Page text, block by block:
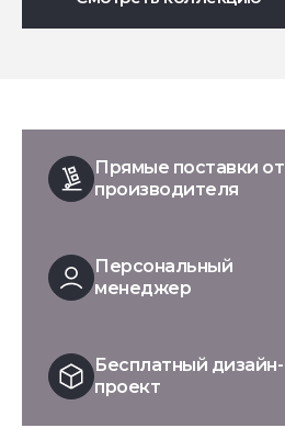
Прямые поставки от
производителя
Персональный
менеджер
Бесплатный дизайн-
проект